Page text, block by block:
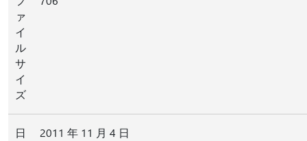
ァ
イ
ル
サ
イ
ズ
日
2011 年 11 月 4 日